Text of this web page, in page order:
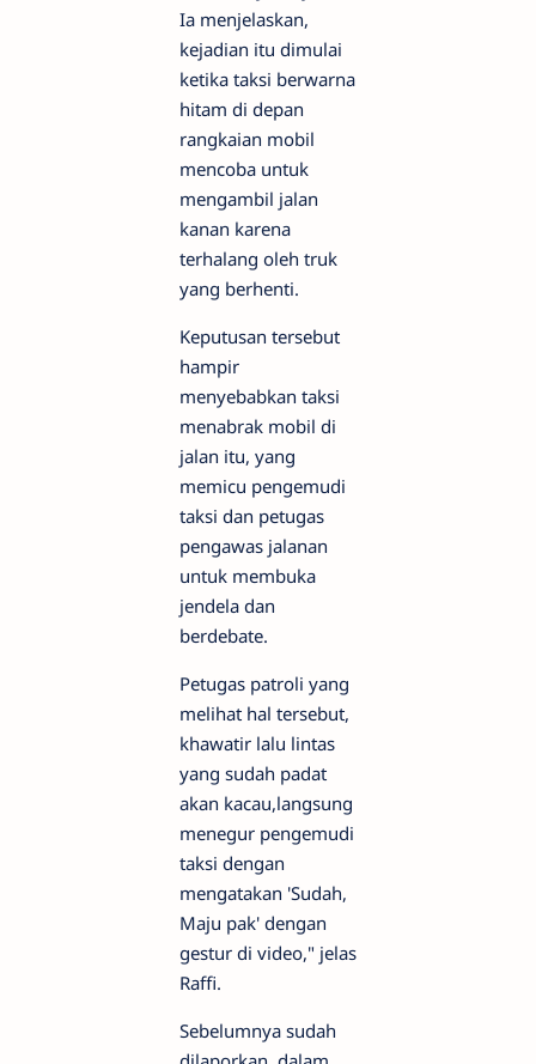
Ia menjelaskan,
kejadian itu dimulai
ketika taksi berwarna
hitam di depan
rangkaian mobil
mencoba untuk
mengambil jalan
kanan karena
terhalang oleh truk
yang berhenti.
Keputusan tersebut
hampir
menyebabkan taksi
menabrak mobil di
jalan itu, yang
memicu pengemudi
taksi dan petugas
pengawas jalanan
untuk membuka
jendela dan
berdebate.
Petugas patroli yang
melihat hal tersebut,
khawatir lalu lintas
yang sudah padat
akan kacau,langsung
menegur pengemudi
taksi dengan
mengatakan 'Sudah,
Maju pak' dengan
gestur di video," jelas
Raffi.
Sebelumnya sudah